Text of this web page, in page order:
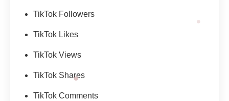
TikTok Followers
TikTok Likes
TikTok Views
TikTok Shares
TikTok Comments